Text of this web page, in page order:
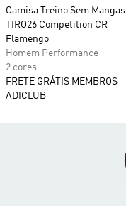
Camisa Treino Sem Mangas
TIRO26 Competition CR
Flamengo
Homem Performance
2 cores
FRETE GRÁTIS MEMBROS
ADICLUB